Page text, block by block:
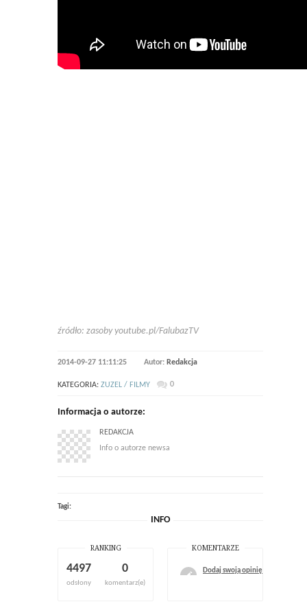
źródło: zasoby youtube.pl/FalubazTV
2014-09-27 11:11:25 Autor: Redakcja
KATEGORIA: ZUZEL / FILMY 0
Informacja o autorze:
REDAKCJA
Info o autorze newsa
Tagi:
INFO
RANKING
4497
odsłony
0
komentarz(e)
KOMENTARZE
Dodaj swoją opinię